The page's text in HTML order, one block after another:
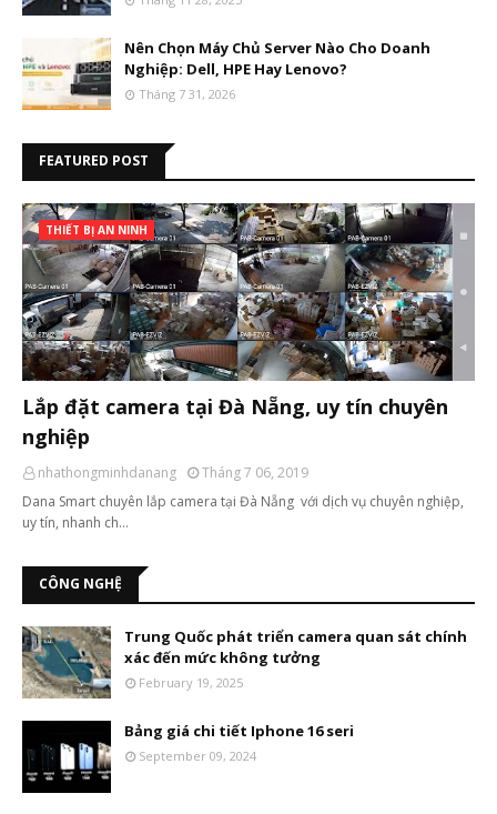
Nên Chọn Máy Chủ Server Nào Cho Doanh
Nghiệp: Dell, HPE Hay Lenovo?
Tháng 7 31, 2026
FEATURED POST
THIẾT BỊ AN NINH
Lắp đặt camera tại Đà Nẵng, uy tín chuyên
nghiệp
nhathongminhdanang
Tháng 7 06, 2019
Dana Smart chuyên lắp camera tại Đà Nẵng với dịch vụ chuyên nghiệp,
uy tín, nhanh ch…
CÔNG NGHỆ
Trung Quốc phát triển camera quan sát chính
xác đến mức không tưởng
February 19, 2025
Bảng giá chi tiết Iphone 16 seri
September 09, 2024